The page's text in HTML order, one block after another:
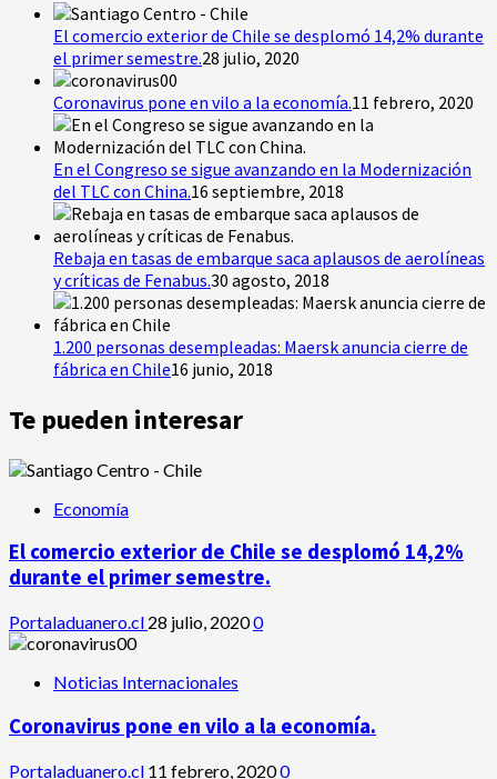
El comercio exterior de Chile se desplomó 14,2% durante
el primer semestre.28 julio, 2020
Coronavirus pone en vilo a la economía.11 febrero, 2020
En el Congreso se sigue avanzando en la Modernización
del TLC con China.16 septiembre, 2018
Rebaja en tasas de embarque saca aplausos de aerolíneas
y críticas de Fenabus.30 agosto, 2018
1.200 personas desempleadas: Maersk anuncia cierre de
fábrica en Chile16 junio, 2018
Te pueden interesar
Economía
El comercio exterior de Chile se desplomó 14,2%
durante el primer semestre.
Portaladuanero.cl 28 julio, 20200
Noticias Internacionales
Coronavirus pone en vilo a la economía.
Portaladuanero.cl 11 febrero, 20200